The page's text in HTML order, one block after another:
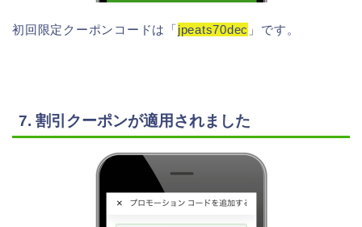
初回限定クーポンコードは「jpeats70dec 」です。
7. 割引クーポンが適用されました